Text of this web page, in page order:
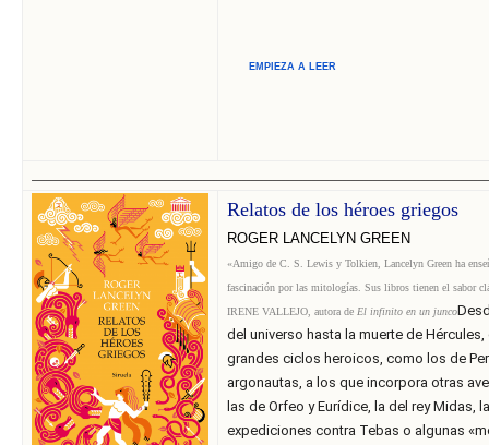
EMPIEZA A LEER
Relatos de los héroes griegos
ROGER LANCELYN GREEN
«Amigo de C. S. Lewis y Tolkien, Lancelyn Green ha
fascinación por las mitologías. Sus libros tienen el sabor
IRENE VALLEJO, autora de El infinito en un junco
del universo hasta la muerte de
grandes ciclos heroicos, como los de
argonautas, a los que incorpora otras
las de Orfeo y Eurídice, la del rey Midas,
expediciones contra Tebas o algunas